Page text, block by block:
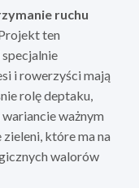
ruchu
ten
i rowerzyści mają
rolę deptaku,
ważnym
które ma na
walorów